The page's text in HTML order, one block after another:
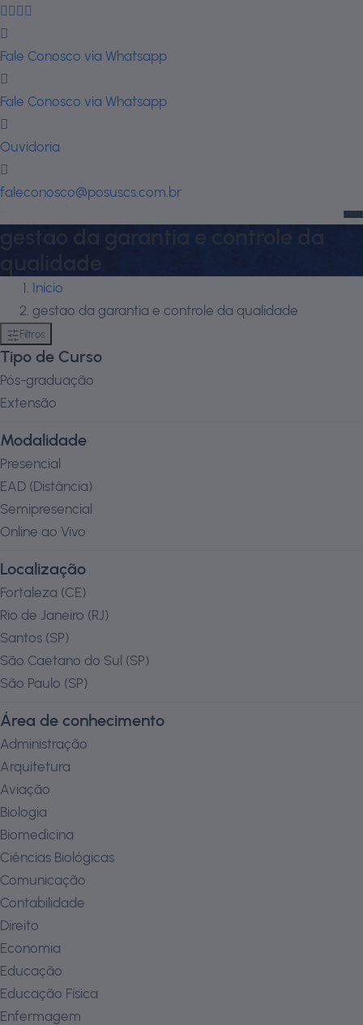
Fale Conosco via Whatsapp
Fale Conosco via Whatsapp
Ouvidoria
faleconosco@posuscs.com.br
Início
gestao da garantia e controle da qualidade
Filtros
Tipo de Curso
Pós-graduação
Extensão
Modalidade
Presencial
EAD (Distância)
Semipresencial
Online ao Vivo
Localização
Fortaleza (CE)
Rio de Janeiro (RJ)
Santos (SP)
São Caetano do Sul (SP)
São Paulo (SP)
Área de conhecimento
Administração
Arquitetura
Aviação
Biologia
Biomedicina
Ciências Biológicas
Comunicação
Contabilidade
Direito
Economia
Educação
Educação Física
Enfermagem